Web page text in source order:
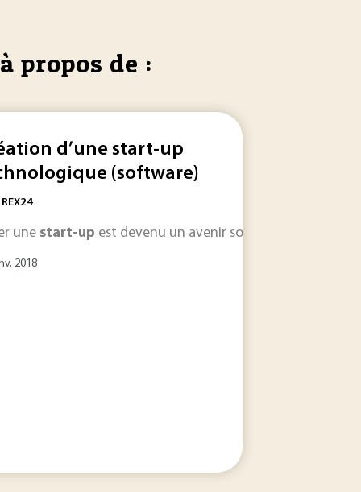
propos de :
La qualification de «
parfois surprenante de certaines d’entre elles... …
d’une start-up
(software)
une start-up est devenu un avenir souhaitable pour
2018